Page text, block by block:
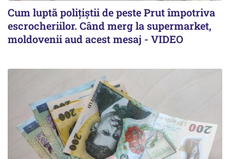
Cum luptă polițiștii de peste Prut împotriva
escrocheriilor. Când merg la supermarket,
moldovenii aud acest mesaj - VIDEO